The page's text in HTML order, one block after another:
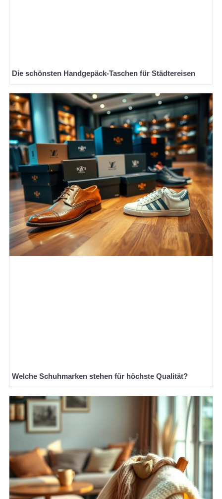
Die schönsten Handgepäck-Taschen für Städtereisen
Welche Schuhmarken stehen für höchste Qualität?